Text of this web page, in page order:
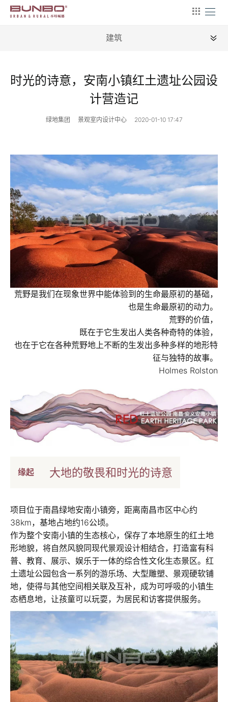
建筑
新闻
地理
文艺
营销
文案
时光的诗意，安南小镇红土遗址公园设
计营造记
绿地集团 景观室内设计中心 2020-01-10 17:47
荒野是我们在现象世界中能体验到的生命最原初的基础，
也是生命最原初的动力。
荒野的价值，
既在于它生发出人类各种奇特的体验，
也在于它在各种荒野地上不断的生发出多种多样的地形特
征与独特的故事。
Holmes Rolston
缘起 大地的敬畏和时光的诗意
项目位于南昌绿地安南小镇旁，距离南昌市区中心约
38km，基地占地约16公顷。
作为整个安南小镇的生态核心，保存了本地原生的红土地
形地貌，将自然风貌同现代景观设计相结合，打造富有科
普、教育、展示、娱乐于一体的综合性文化生态景区。红
土遗址公园包含一系列的游乐场、大型雕塑、景观硬软铺
地，使得与其他空间相关联及互补，成为可呼吸的小镇生
态栖息地，让孩童可以玩耍，为居民和访客提供服务。